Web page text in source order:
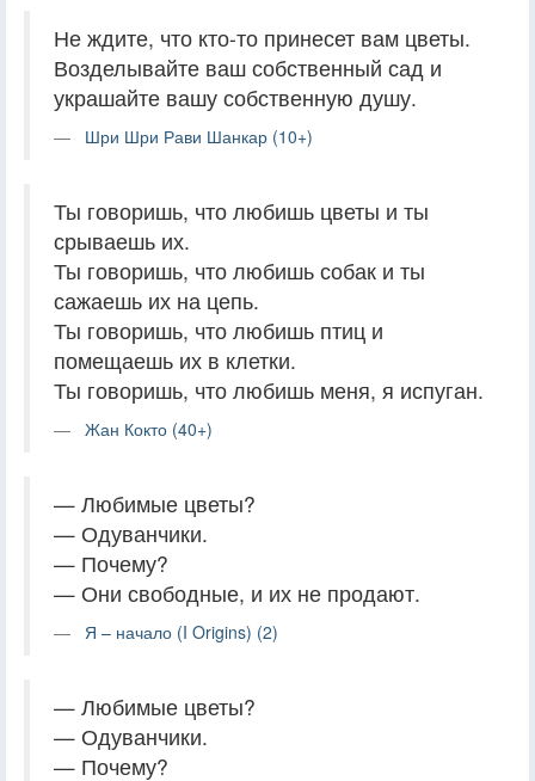
Не ждите, что кто-то принесет вам цветы.
Возделывайте ваш собственный сад и
украшайте вашу собственную душу.
Шри Шри Рави Шанкар (10+)
Ты говоришь, что любишь цветы и ты
срываешь их.
Ты говоришь, что любишь собак и ты
сажаешь их на цепь.
Ты говоришь, что любишь птиц и
помещаешь их в клетки.
Ты говоришь, что любишь меня, я испуган.
Жан Кокто (40+)
— Любимые цветы?
— Одуванчики.
— Почему?
— Они свободные, и их не продают.
Я – начало (I Origins) (2)
— Любимые цветы?
— Одуванчики.
— Почему?